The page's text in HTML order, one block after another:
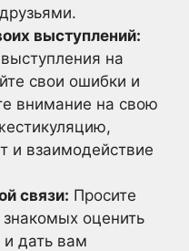
выступлений:
на
свои ошибки и
внимание на свою
и взаимодействие
связи: Просите
знакомых оценить
дать вам